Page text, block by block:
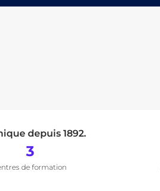
depuis 1892.
3
de formation